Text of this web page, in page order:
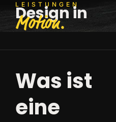
LEISTUNGEN
Design in
Motion.
Was ist
eine